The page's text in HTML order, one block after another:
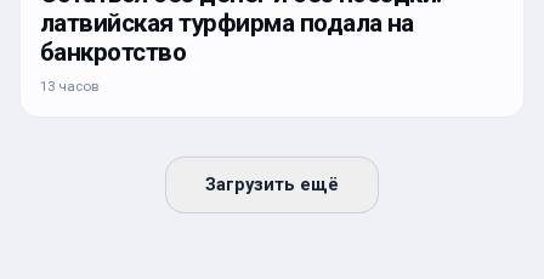
латвийская турфирма подала на
банкротство
13 часов
Загрузить ещё